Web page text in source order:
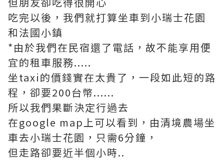
吃完以後，我們就打算坐車到小瑞士花園
和法國小鎮
*由於我們在民宿還了電話，故不能享用便
宜的租車服務.....
坐taxi的價錢實在太貴了，一段如此短的路
程，卻要200台幣......
所以我們果斷決定行過去
在google map上可以看到，由清境農場坐
車去小瑞士花園，只需6分鐘，
但走路卻要近半個小時..